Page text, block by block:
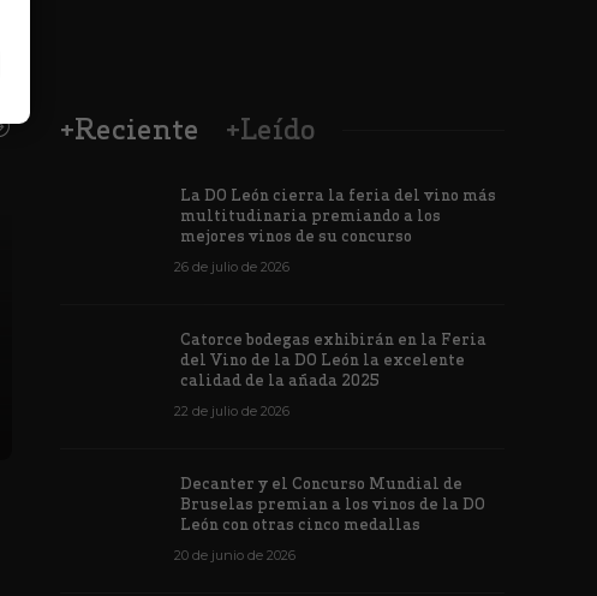
Vino de la DO León para León XIV
1176
+Reciente +Leído
La DO León cierra la feria del vino más
multitudinaria premiando a los
mejores vinos de su concurso
26 de julio de 2026
Catorce bodegas exhibirán en la Feria
del Vino de la DO León la excelente
calidad de la añada 2025
22 de julio de 2026
Decanter y el Concurso Mundial de
Bruselas premian a los vinos de la DO
León con otras cinco medallas
20 de junio de 2026